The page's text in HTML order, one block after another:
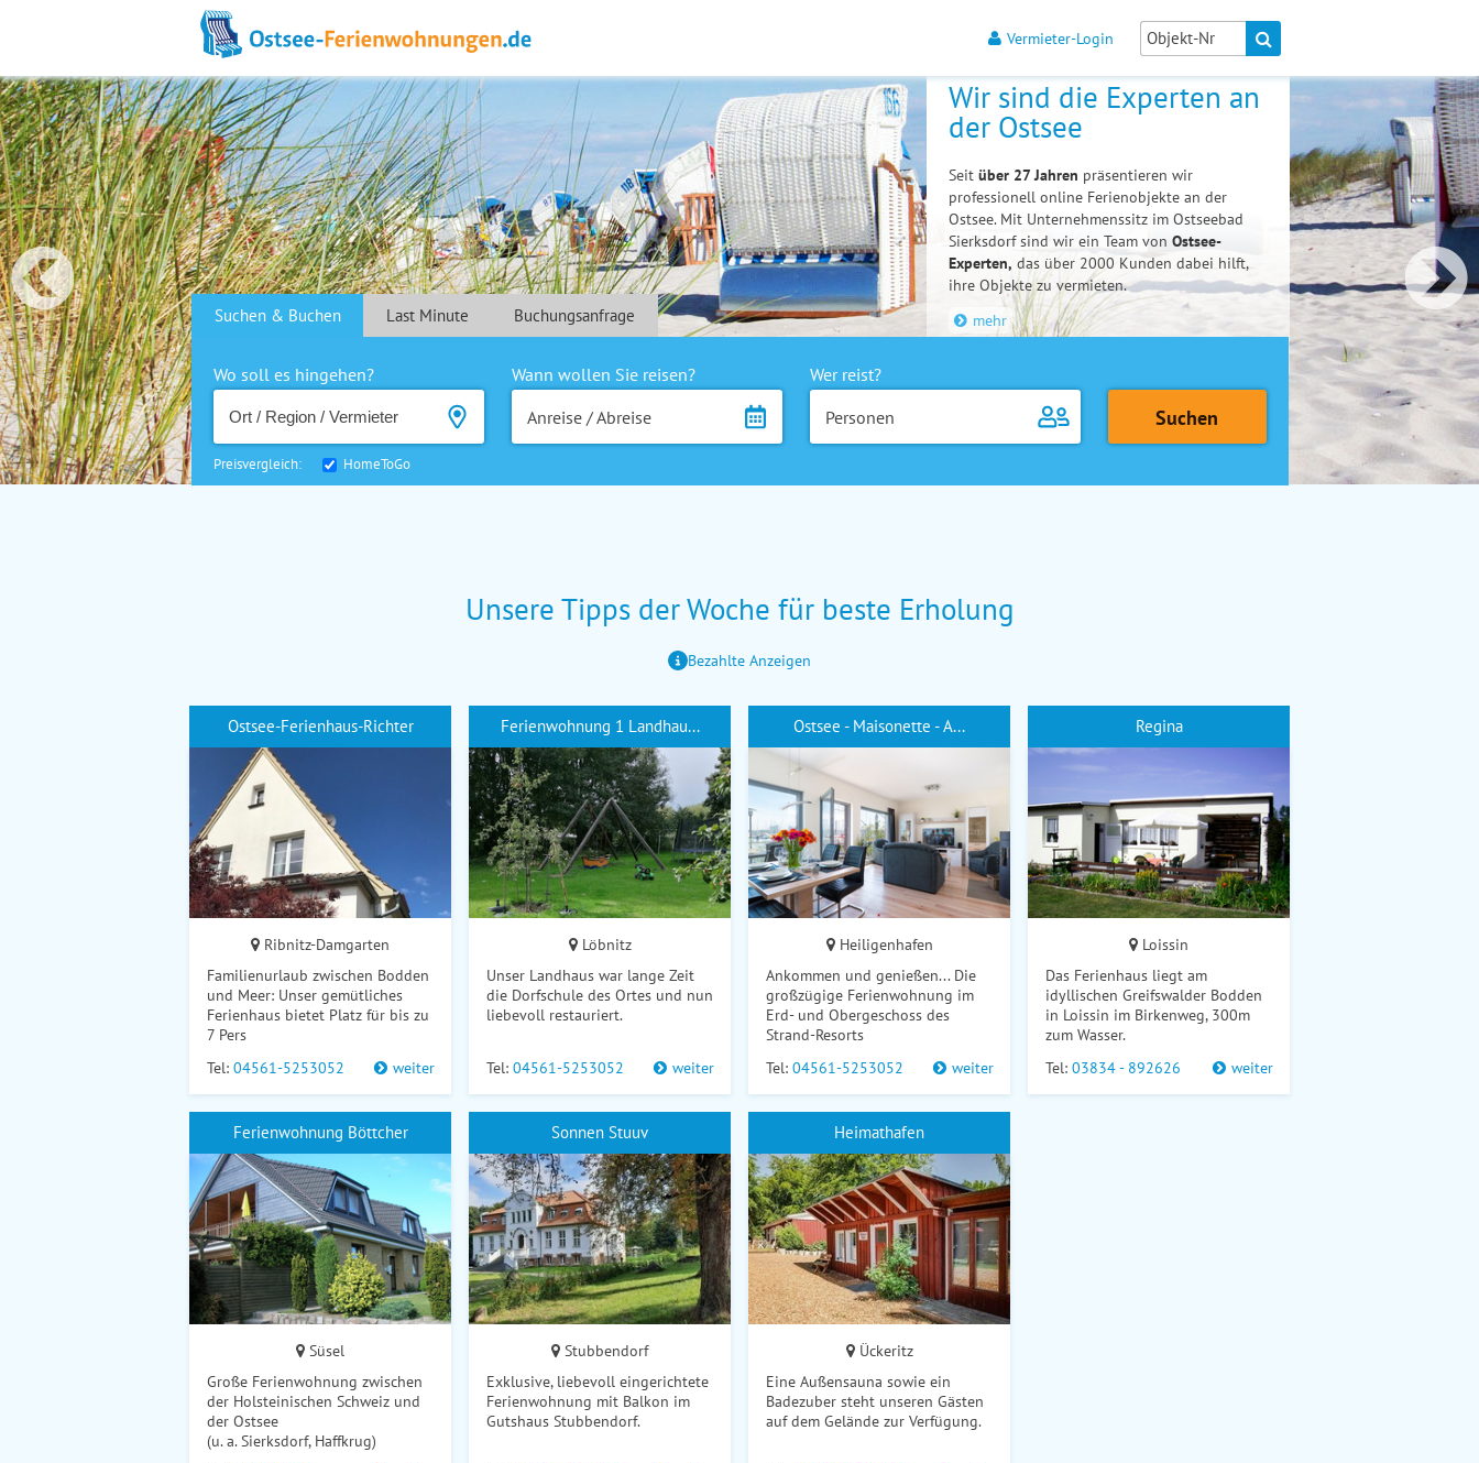
Wir sind die Experten an
der Ostsee
Seit über 27 Jahren präsentieren wir
professionell online Ferienobjekte an der
Ostsee. Mit Unternehmenssitz im Ostseebad
Sierksdorf sind wir ein Team von Ostsee-
Experten, das über 2000 Kunden dabei hilft,
ihre Objekte zu vermieten.
mehr
Vermieter-Login
Suchen & Buchen Last Minute Buchungsanfrage
Wo soll es hingehen?
Wann wollen Sie reisen?
Anreise / Abreise
Wer reist?
Personen
Preisvergleich: HomeToGo
Unsere Tipps der Woche für beste Erholung
Bezahlte Anzeigen
Ostsee-Ferienhaus-Richter
Ribnitz-Damgarten
Familienurlaub zwischen Bodden
und Meer: Unser gemütliches
Ferienhaus bietet Platz für bis zu
7 Pers
Tel: 04561-5253052 weiter
Ferienwohnung 1 Landhau...
Löbnitz
Unser Landhaus war lange Zeit
die Dorfschule des Ortes und nun
liebevoll restauriert.
Tel: 04561-5253052 weiter
Ostsee - Maisonette - A...
Heiligenhafen
Ankommen und genießen... Die
großzügige Ferienwohnung im
Erd- und Obergeschoss des
Strand-Resorts
Tel: 04561-5253052 weiter
Regina
Loissin
Das Ferienhaus liegt am
idyllischen Greifswalder Bodden
in Loissin im Birkenweg, 300m
zum Wasser.
Tel: 03834 - 892626 weiter
Ferienwohnung Böttcher
Süsel
Große Ferienwohnung zwischen
der Holsteinischen Schweiz und
der Ostsee
(u. a. Sierksdorf, Haffkrug)
Sonnen Stuuv
Stubbendorf
Exklusive, liebevoll eingerichtete
Ferienwohnung mit Balkon im
Gutshaus Stubbendorf.
Heimathafen
Ückeritz
Eine Außensauna sowie ein
Badezuber steht unseren Gästen
auf dem Gelände zur Verfügung.